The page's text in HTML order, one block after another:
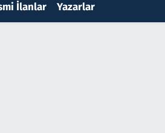
İlanlar Yazarlar